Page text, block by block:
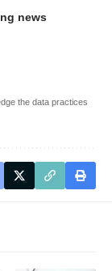
news
the data practices